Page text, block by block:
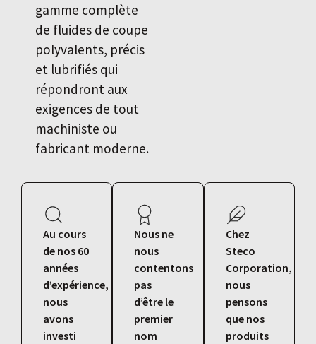
gamme complète
de fluides de coupe
polyvalents, précis
et lubrifiés qui
répondront aux
exigences de tout
machiniste ou
fabricant moderne.
Au cours
de nos 60
années
d’expérience,
nous
avons
investi
Nous ne
nous
contentons
pas
d’être le
premier
nom
Chez
Steco
Corporation,
nous
pensons
que nos
produits